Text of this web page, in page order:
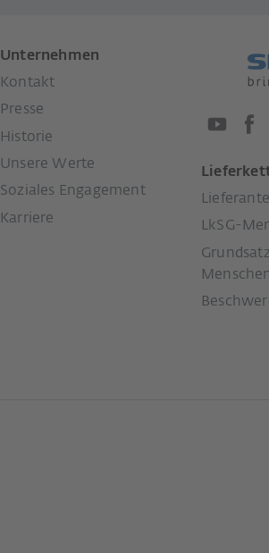
Unternehmen
Kontakt
Presse
Historie
Unsere Werte
Soziales Engagement
Karriere
LkSG-